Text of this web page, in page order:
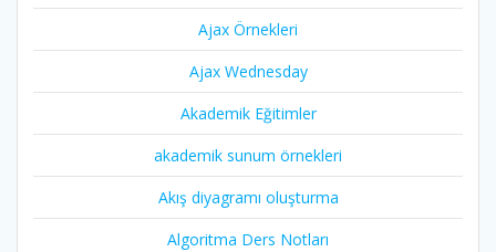
Ajax Örnekleri
Ajax Wednesday
Akademik Eğitimler
akademik sunum örnekleri
Akış diyagramı oluşturma
Algoritma Ders Notları